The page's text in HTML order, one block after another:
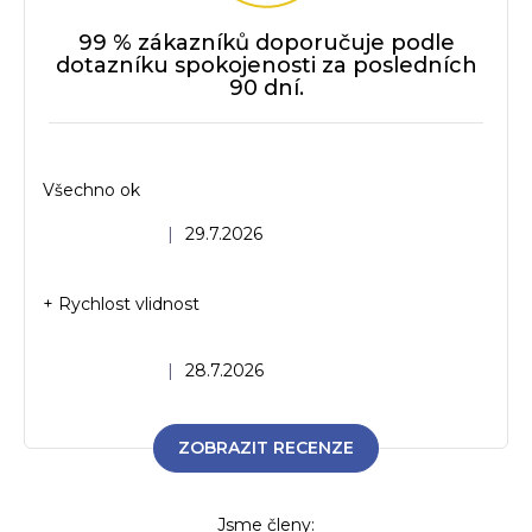
99 % zákazníků doporučuje podle
dotazníku spokojenosti za posledních
90 dní.
Hodnocení obchodu je 5 z 5 hvězdiček.
29.7.2026
Všechno ok
Hodnocení obchodu je 5 z 5 hvězdiček.
28.7.2026
+ Rychlost vlidnost
ZOBRAZIT RECENZE
Jsme členy: